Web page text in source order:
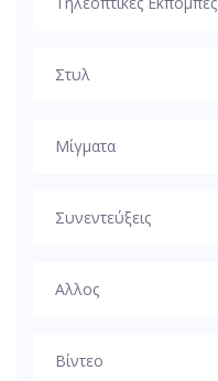
Στυλ
Μίγματα
Συνεντεύξεις
Αλλος
Βίντεο